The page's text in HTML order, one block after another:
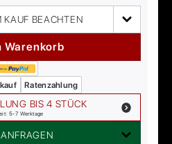
KAUF BEACHTEN
Warenkorb
Ratenzahlung
BIS 4 STÜCK
5-7 Werktage